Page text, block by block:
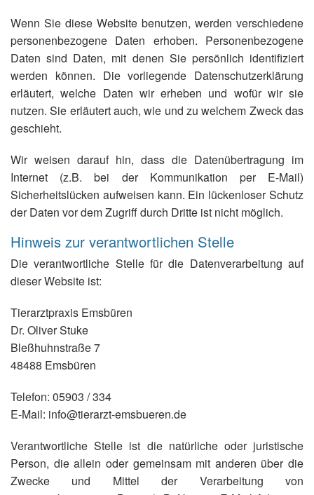
Wenn Sie diese Website benutzen, werden verschiedene
personenbezogene Daten erhoben. Personenbezogene
Daten sind Daten, mit denen Sie persönlich identifiziert
werden können. Die vorliegende Datenschutzerklärung
erläutert, welche Daten wir erheben und wofür wir sie
nutzen. Sie erläutert auch, wie und zu welchem Zweck das
geschieht.
Wir weisen darauf hin, dass die Datenübertragung im
Internet (z.B. bei der Kommunikation per E-Mail)
Sicherheitslücken aufweisen kann. Ein lückenloser Schutz
der Daten vor dem Zugriff durch Dritte ist nicht möglich.
Hinweis zur verantwortlichen Stelle
Die verantwortliche Stelle für die Datenverarbeitung auf
dieser Website ist:
Tierarztpraxis Emsbüren
Dr. Oliver Stuke
Bleßhuhnstraße 7
48488 Emsbüren
Telefon: 05903 / 334
E-Mail: info@tierarzt-emsbueren.de
Verantwortliche Stelle ist die natürliche oder juristische
Person, die allein oder gemeinsam mit anderen über die
Zwecke und Mittel der Verarbeitung von